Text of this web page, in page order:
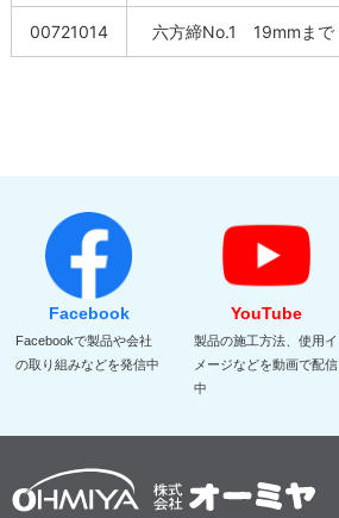
00721014 六方締No.1 19mmまで
Facebook
Facebookで製品や会社
の取り組みなどを発信中
YouTube
製品の施工方法、使用イ
メージなどを動画で配信
中